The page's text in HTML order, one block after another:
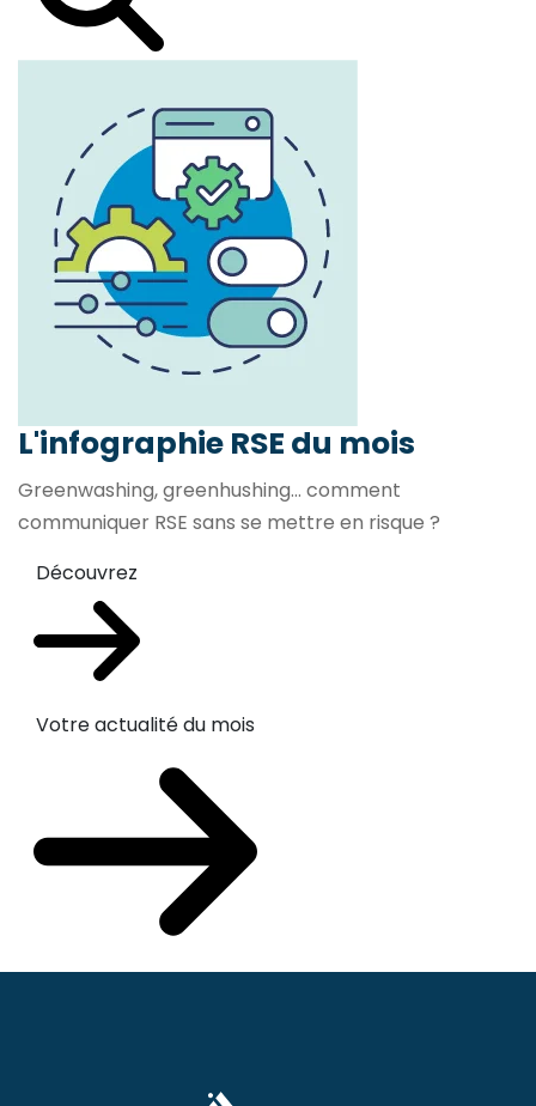
L'infographie RSE du mois
Greenwashing, greenhushing… comment
communiquer RSE sans se mettre en risque ?
Découvrez
Votre actualité du mois